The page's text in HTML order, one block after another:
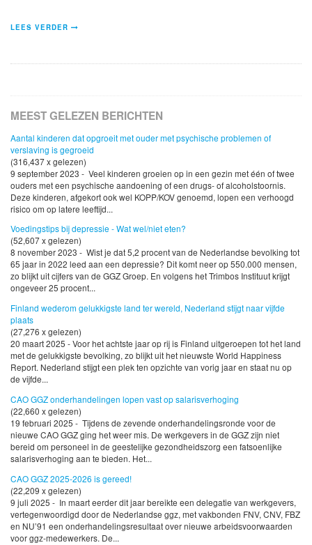
LEES VERDER
MEEST GELEZEN BERICHTEN
Aantal kinderen dat opgroeit met ouder met psychische problemen of
verslaving is gegroeid
(316,437 x gelezen)
9 september 2023 - Veel kinderen groeien op in een gezin met één of twee
ouders met een psychische aandoening of een drugs- of alcoholstoornis.
Deze kinderen, afgekort ook wel KOPP/KOV genoemd, lopen een verhoogd
risico om op latere leeftijd...
Voedingstips bij depressie - Wat wel/niet eten?
(52,607 x gelezen)
8 november 2023 - Wist je dat 5,2 procent van de Nederlandse bevolking tot
65 jaar in 2022 leed aan een depressie? Dit komt neer op 550.000 mensen,
zo blijkt uit cijfers van de GGZ Groep. En volgens het Trimbos Instituut krijgt
ongeveer 25 procent...
Finland wederom gelukkigste land ter wereld, Nederland stijgt naar vijfde
plaats
(27,276 x gelezen)
20 maart 2025 - Voor het achtste jaar op rij is Finland uitgeroepen tot het land
met de gelukkigste bevolking, zo blijkt uit het nieuwste World Happiness
Report. Nederland stijgt een plek ten opzichte van vorig jaar en staat nu op
de vijfde...
CAO GGZ onderhandelingen lopen vast op salarisverhoging
(22,660 x gelezen)
19 februari 2025 - Tijdens de zevende onderhandelingsronde voor de
nieuwe CAO GGZ ging het weer mis. De werkgevers in de GGZ zijn niet
bereid om personeel in de geestelijke gezondheidszorg een fatsoenlijke
salarisverhoging aan te bieden. Het...
CAO GGZ 2025-2026 is gereed!
(22,209 x gelezen)
9 juli 2025 - In maart eerder dit jaar bereikte een delegatie van werkgevers,
vertegenwoordigd door de Nederlandse ggz, met vakbonden FNV, CNV, FBZ
en NU’91 een onderhandelingsresultaat over nieuwe arbeidsvoorwaarden
voor ggz-medewerkers. De...